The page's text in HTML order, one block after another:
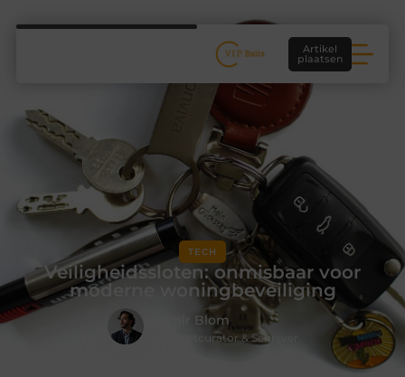
Artikel
plaatsen
TECH
Veiligheidssloten: onmisbaar voor
moderne woningbeveiliging
Samir Blom
Contentcurator & Schrijver